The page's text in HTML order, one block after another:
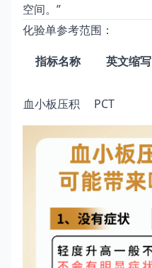
空间。”
化验单参考范围：
指标名称
英文缩写
血小板压积 PCT